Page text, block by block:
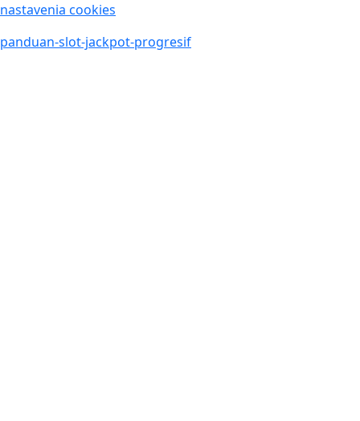
nastavenia cookies
panduan-slot-jackpot-progresif